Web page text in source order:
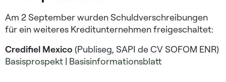
Am 2 September wurden Schuldverschreibungen
für ein weiteres Kreditunternehmen freigeschaltet:
Credifiel Mexico (Publiseg, SAPI de CV SOFOM ENR)
Basisprospekt | Basisinformationsblatt